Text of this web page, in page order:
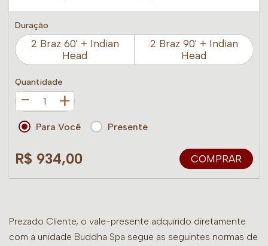
Duração
2 Braz 60' + Indian
Head
2 Braz 90' + Indian
Head
Quantidade
+
Para Você Presente
R$ 934,00 COMPRAR
Prezado Cliente, o vale-presente adquirido diretamente
com a unidade Buddha Spa segue as seguintes normas de